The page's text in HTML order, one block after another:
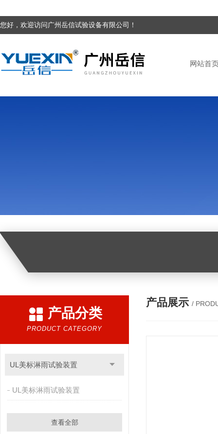
您好，欢迎访问广州岳信试验设备有限公司！
网站首
产品分类
PRODUCT CATEGORY
UL美标淋雨试验装置
UL美标淋雨试验装置
查看全部
产品展示 /